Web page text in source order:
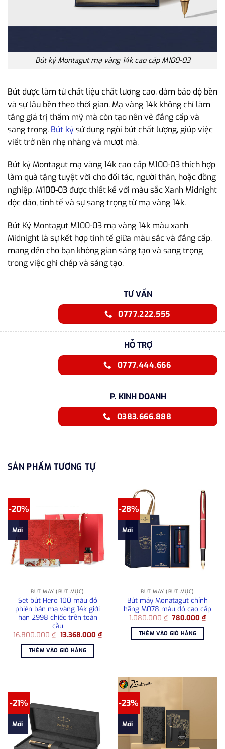
Bút ký Montagut mạ vàng 14k cao cấp M100-03
Bút được làm từ chất liệu chất lượng cao, đảm bảo độ bền
và sự lâu bền theo thời gian. Mạ vàng 14k không chỉ làm
tăng giá trị thẩm mỹ mà còn tạo nên vẻ đẳng cấp và
sang trọng. Bút kýsử dụng ngòi bút chất lượng, giúp việc
viết trở nên nhẹ nhàng và mượt mà.
Bút ký Montagut mạ vàng 14k cao cấp M100-03 thích hợp
làm quà tặng tuyệt vời cho đối tác, người thân, hoặc đồng
nghiệp. M100-03 được thiết kế với màu sắc Xanh Midnight
độc đáo, tinh tế và sự sang trọng từ mạ vàng 14k.
Bút Ký Montagut M100-03 mạ vàng 14k màu xanh
Midnight là sự kết hợp tinh tế giữa màu sắc và đẳng cấp,
mang đến cho bạn không gian sáng tạo và sang trọng
trong việc ghi chép và sáng tạo.
TƯ VẤN
0777.222.555
HỖ TRỢ
0777.444.666
P. KINH DOANH
0383.666.888
SẢN PHẨM TƯƠNG TỰ
-20%
Mới
BÚT MÁY (BÚT MỰC)
Set bút Hero 100 màu đỏ
phiên bản mạ vàng 14k giới
hạn 2998 chiếc trên toàn
cầu
16.800.000₫ Giá
là:
16.800.000 ₫.
13.368.000 ₫Giá
hiện
THÊM VÀO GIỎ HÀNG
-28%
Mới
BÚT MÁY (BÚT MỰC)
Bút máy Monatagut chính
hãng M078 màu đỏ cao cấp
1.080.000₫ Giá
là:
1.080.000 ₫.
780.000₫Giá
hiện
THÊM VÀO GIỎ HÀNG
-21%
Mới
-23%
Mới